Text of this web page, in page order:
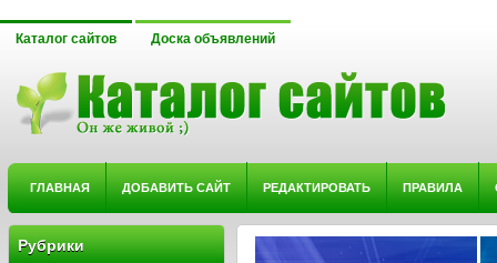
Каталог сайтов Доска объявлений
ГЛАВНАЯ ДОБАВИТЬ САЙТ РЕДАКТИРОВАТЬ ПРАВИЛА
Рубрики